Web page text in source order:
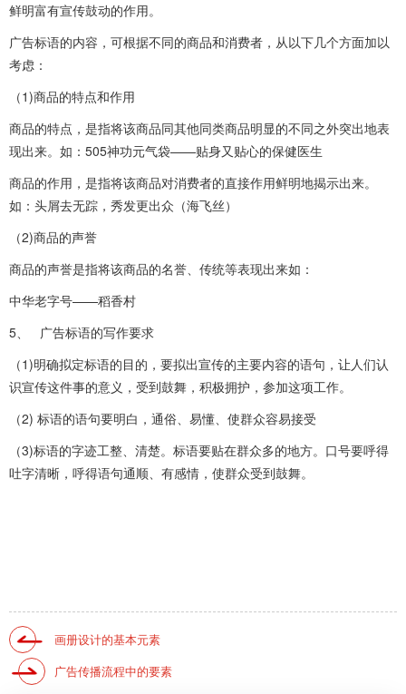
鲜明富有宣传鼓动的作用。
广告标语的内容，可根据不同的商品和消费者，从以下几个方面加以
考虑：
（1)商品的特点和作用
商品的特点，是指将该商品同其他同类商品明显的不同之外突出地表
现出来。如：505神功元气袋——贴身又贴心的保健医生
商品的作用，是指将该商品对消费者的直接作用鲜明地揭示出来。
如：头屑去无踪，秀发更出众（海飞丝）
（2)商品的声誉
商品的声誉是指将该商品的名誉、传统等表现出来如：
中华老字号——稻香村
5、 广告标语的写作要求
（1)明确拟定标语的目的，要拟出宣传的主要内容的语句，让人们认
识宣传这件事的意义，受到鼓舞，积极拥护，参加这项工作。
（2) 标语的语句要明白，通俗、易懂、使群众容易接受
（3)标语的字迹工整、清楚。标语要贴在群众多的地方。口号要呼得
吐字清晰，呼得语句通顺、有感情，使群众受到鼓舞。
画册设计的基本元素
广告传播流程中的要素